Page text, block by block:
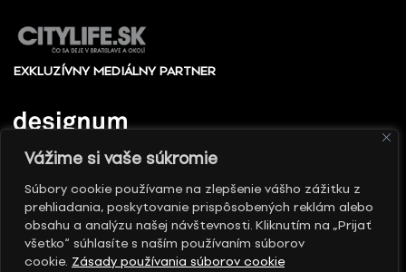
Vážime si vaše súkromie
Súbory cookie používame na zlepšenie vášho zážitku z
prehliadania, poskytovanie prispôsobených reklám alebo
obsahu a analýzu našej návštevnosti. Kliknutím na „Prijať
všetko“ súhlasíte s naším používaním súborov
cookie. Zásady používania súborov cookie
EXKLUZÍVNY MEDIÁLNY PARTNER
© 2010 - 2026 Slovenské centrum dizajnu, Všetky
práva vyhradené